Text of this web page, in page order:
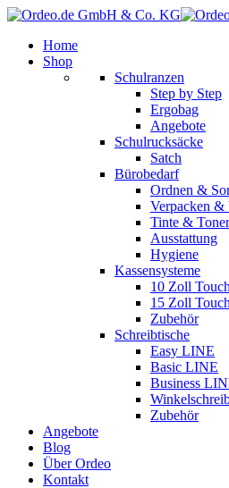
Home
Shop
Schulranzen
Step by Step
Ergobag
Angebote
Schulrucksäcke
Satch
Bürobedarf
Ordnen &
Verpacken &
Tinte & Toner
Ausstattung
Hygiene
Kassensysteme
10 Zoll
15 Zoll
Zubehör
Schreibtische
Easy LINE
Basic LINE
Business
Zubehör
Angebote
Blog
Über Ordeo
Kontakt